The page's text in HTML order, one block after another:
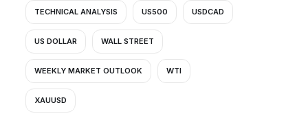
TECHNICAL ANALYSIS US500 USDCAD
US DOLLAR WALL STREET
WEEKLY MARKET OUTLOOK WTI
XAUUSD